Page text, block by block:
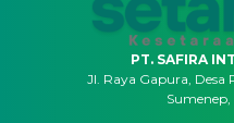
PT. SAFIRA
Jl. Raya Gapura, Desa
Sumenep,